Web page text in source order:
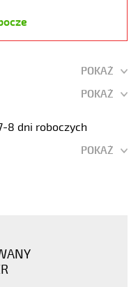
POKAŻ
POKAŻ
8 dni roboczych
POKAŻ